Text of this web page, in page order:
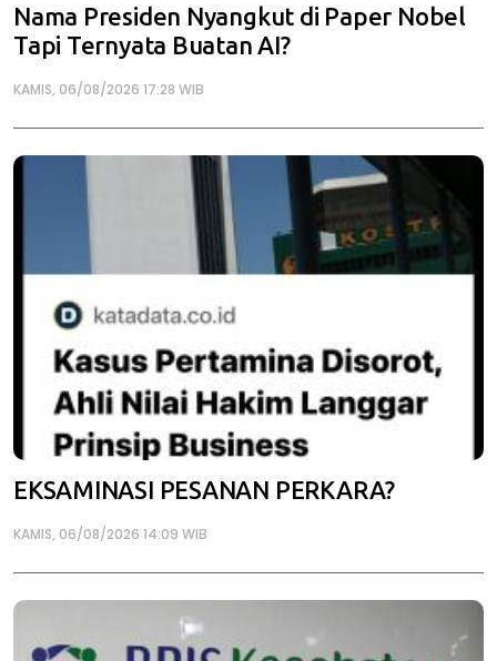
Nama Presiden Nyangkut di Paper Nobel
Tapi Ternyata Buatan AI?
KAMIS, 06/08/2026 17:28 WIB
EKSAMINASI PESANAN PERKARA?
KAMIS, 06/08/2026 14:09 WIB